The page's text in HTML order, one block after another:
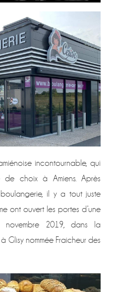
incontournable, qui
choix à Amiens. Après
boulangerie, il y a tout juste
ont ouvert les portes d’une
novembre 2019, dans la
Glisy nommée Fraicheur des